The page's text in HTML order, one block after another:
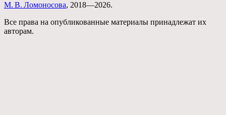
М. В. Ломоносова, 2018—2026.
Все права на опубликованные материалы принадлежат их
авторам.